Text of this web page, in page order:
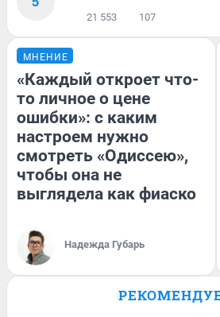
21 553 107
МНЕНИЕ
«Каждый откроет что-
то личное о цене
ошибки»: с каким
настроем нужно
смотреть «Одиссею»,
чтобы она не
выглядела как фиаско
Надежда Губарь